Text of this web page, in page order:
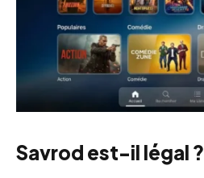
Savrod est-il légal ?